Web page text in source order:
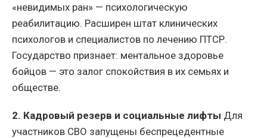
«невидимых ран» — психологическую
реабилитацию. Расширен штат клинических
психологов и специалистов по лечению ПТСР.
Государство признает: ментальное здоровье
бойцов — это залог спокойствия в их семьях и
обществе.
2. Кадровый резерв и социальные лифты Для
участников СВО запущены беспрецедентные